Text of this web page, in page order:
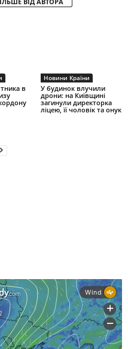
в
Новини Країни
У будинок влучили
дрони: на Київщині
загинули директорка
ліцею, її чоловік та онук